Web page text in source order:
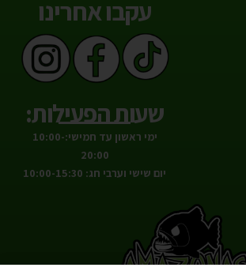
עקבו אחרינו
שעות הפעילות:
ימי ראשון עד חמישי:10:00-
20:00
יום שישי וערבי חג: 10:00-15:30